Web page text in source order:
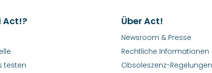
Act!?
testen
Über Act!
Newsroom & Presse
Rechtliche Informationen
Obsoleszenz-Regelungen